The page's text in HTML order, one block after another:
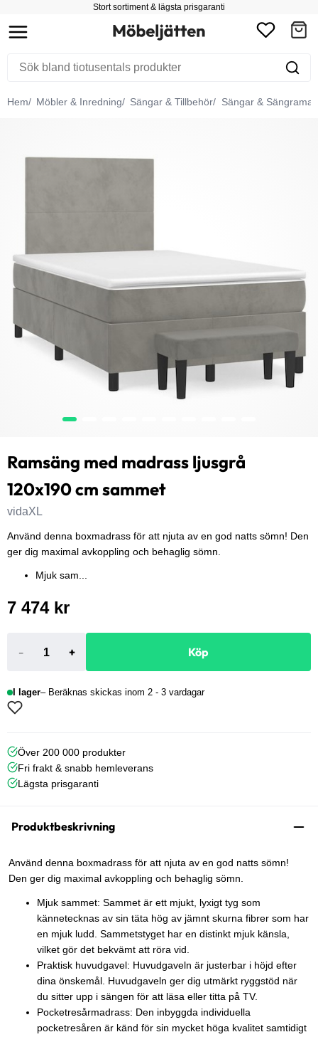
Stort sortiment & lägsta prisgaranti
Hem Möbler & Inredning Sängar & Tillbehör Sängar & Sängramar
Ramsäng med madrass ljusgrå
120x190 cm sammet
vidaXL
Använd denna boxmadrass för att njuta av en god natts sömn! Den
ger dig maximal avkoppling och behaglig sömn.
Mjuk sam...
7 474 kr
- + Köp
I lager Beräknas skickas inom 2 - 3 vardagar
Över 200 000 produkter
Fri frakt & snabb hemleverans
Lägsta prisgaranti
Produktbeskrivning
Använd denna boxmadrass för att njuta av en god natts sömn!
Den ger dig maximal avkoppling och behaglig sömn.
Mjuk sammet: Sammet är ett mjukt, lyxigt tyg som
kännetecknas av sin täta hög av jämnt skurna fibrer som har
en mjuk ludd. Sammetstyget har en distinkt mjuk känsla,
vilket gör det bekvämt att röra vid.
Praktisk huvudgavel: Huvudgaveln är justerbar i höjd efter
dina önskemål. Huvudgaveln ger dig utmärkt ryggstöd när
du sitter upp i sängen för att läsa eller titta på TV.
Pocketresårmadrass: Den inbyggda individuella
pocketresåren är känd för sin mycket höga kvalitet samtidigt